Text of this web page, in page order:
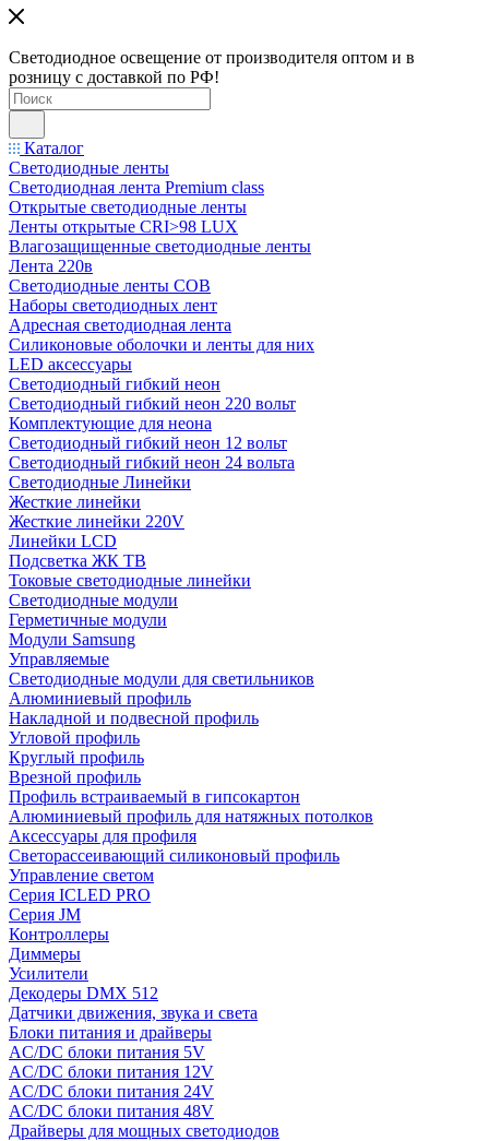
Светодиодное освещение от производителя оптом и в
розницу с доставкой по РФ!
Каталог
Светодиодные ленты
Светодиодная лента Premium class
Открытые светодиодные ленты
Ленты открытые CRI>98 LUX
Влагозащищенные светодиодные ленты
Лента 220в
Светодиодные ленты COB
Наборы светодиодных лент
Адресная светодиодная лента
Силиконовые оболочки и ленты для них
LED аксессуары
Светодиодный гибкий неон
Светодиодный гибкий неон 220 вольт
Комплектующие для неона
Светодиодный гибкий неон 12 вольт
Светодиодный гибкий неон 24 вольта
Светодиодные Линейки
Жесткие линейки
Жесткие линейки 220V
Линейки LCD
Подсветка ЖК ТВ
Токовые светодиодные линейки
Светодиодные модули
Герметичные модули
Модули Samsung
Управляемые
Светодиодные модули для светильников
Алюминиевый профиль
Накладной и подвесной профиль
Угловой профиль
Круглый профиль
Врезной профиль
Профиль встраиваемый в гипсокартон
Алюминиевый профиль для натяжных потолков
Аксессуары для профиля
Светорассеивающий силиконовый профиль
Управление светом
Серия ICLED PRO
Серия JM
Контроллеры
Диммеры
Усилители
Декодеры DMX 512
Датчики движения, звука и света
Блоки питания и драйверы
AC/DC блоки питания 5V
AC/DC блоки питания 12V
AC/DC блоки питания 24V
AC/DC блоки питания 48V
Драйверы для мощных светодиодов